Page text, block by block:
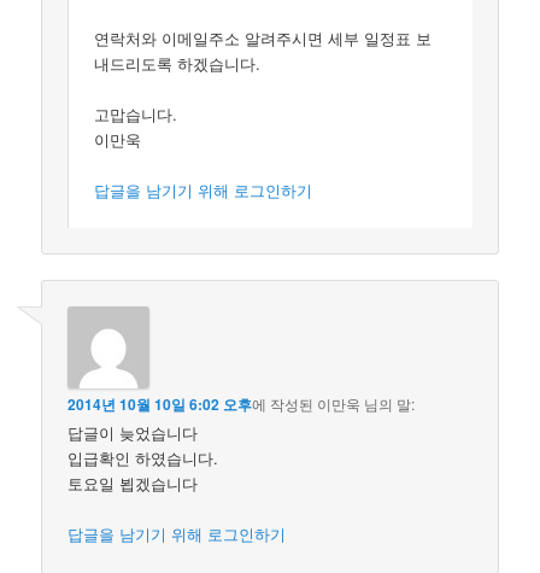
연락처와 이메일주소 알려주시면 세부 일정표 보
내드리도록 하겠습니다.
고맙습니다.
이만욱
답글을 남기기 위해 로그인하기
2014년 10월 10일 6:02 오후에 작성된 이만욱 님의 말:
답글이 늦었습니다
입급확인 하였습니다.
토요일 뵙겠습니다
답글을 남기기 위해 로그인하기